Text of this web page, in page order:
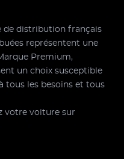
de distribution français
représentent une
Premium,
un choix susceptible
tous les besoins et tous
votre voiture sur